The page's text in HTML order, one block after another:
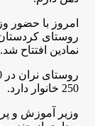
روستای
نمادین افتتاح شد.
250 خانوار دارد
.
وزیر آموزش و